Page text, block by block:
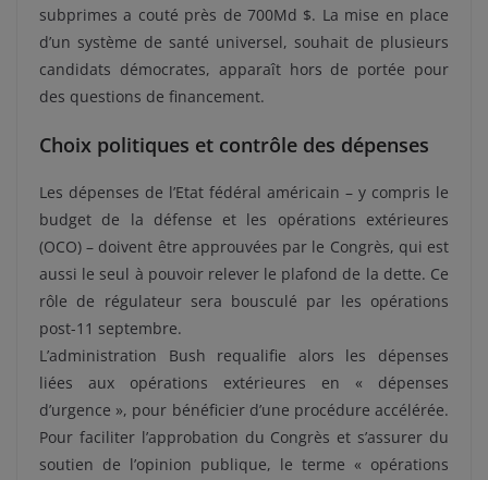
subprimes a couté près de 700Md $. La mise en place
d’un système de santé universel, souhait de plusieurs
candidats démocrates, apparaît hors de portée pour
des questions de financement.
Choix politiques et contrôle des dépenses
Les dépenses de l’Etat fédéral américain – y compris le
budget de la défense et les opérations extérieures
(OCO) – doivent être approuvées par le Congrès, qui est
aussi le seul à pouvoir relever le plafond de la dette. Ce
rôle de régulateur sera bousculé par les opérations
post-11 septembre.
L’administration Bush requalifie alors les dépenses
liées aux opérations extérieures en « dépenses
d’urgence », pour bénéficier d’une procédure accélérée.
Pour faciliter l’approbation du Congrès et s’assurer du
soutien de l’opinion publique, le terme « opérations